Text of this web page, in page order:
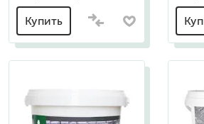
Купить